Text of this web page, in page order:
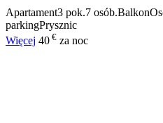
Apartament3 pok.7 osób.Balkon
parkingPrysznic
Więcej 40 € za noc